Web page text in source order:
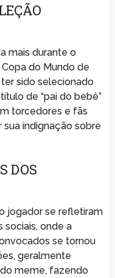
mais durante o
do Mundo de
sido selecionado
de “pai do bebê”
torcedores e fãs
sua indignação sobre
DOS
jogador se refletiram
sociais, onde a
se tornou
geralmente
meme, fazendo